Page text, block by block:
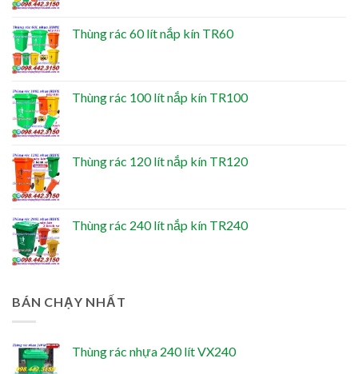
Thùng rác 60 lít nắp kín TR60
Thùng rác 100 lít nắp kín TR100
Thùng rác 120 lít nắp kín TR120
Thùng rác 240 lít nắp kín TR240
BÁN CHẠY NHẤT
Thùng rác nhựa 240 lít VX240